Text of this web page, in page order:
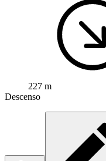
227 m
Descenso